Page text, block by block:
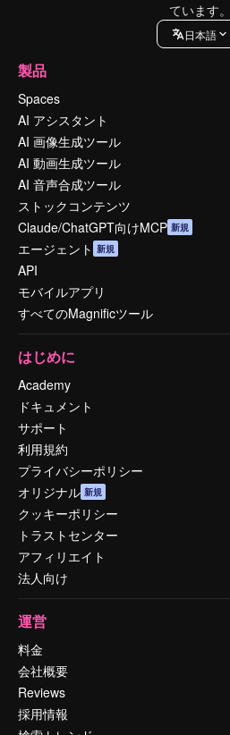
ています。
日本語
製品
Spaces
AI アシスタント
AI 画像生成ツール
AI 動画生成ツール
AI 音声合成ツール
ストックコンテンツ
Claude/ChatGPT向けMCP 新規
エージェント 新規
API
モバイルアプリ
すべてのMagnificツール
はじめに
Academy
ドキュメント
サポート
利用規約
プライバシーポリシー
オリジナル 新規
クッキーポリシー
トラストセンター
アフィリエイト
法人向け
運営
料金
会社概要
Reviews
採用情報